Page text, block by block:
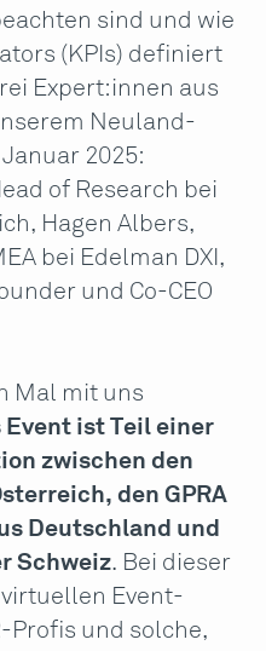
sind und wie
(KPIs) definiert
Expert:innen aus
Neuland-
2025:
of Research bei
Hagen Albers,
bei Edelman DXI,
und Co-CEO
Mal mit uns
Event ist Teil einer
zwischen den
den GPRA
Deutschland und
Schweiz. Bei dieser
Event-
Profis und solche,